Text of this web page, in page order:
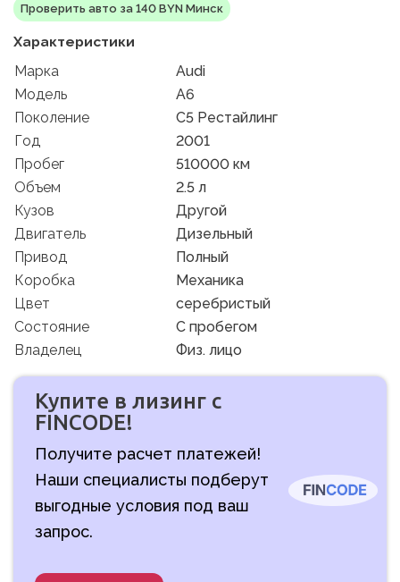
Проверить авто за 140 BYN Минск
Характеристики
Марка
Audi
Модель
A6
Поколение
C5 Рестайлинг
Год
2001
Пробег
510000 км
Объем
2.5 л
Кузов
Другой
Двигатель
Дизельный
Привод
Полный
Коробка
Механика
Цвет
серебристый
Состояние
C пробегом
Владелец
Физ. лицо
Купите в лизинг с
FINCODE!
Получите расчет платежей!
Наши специалисты подберут
выгодные условия под ваш
запрос.